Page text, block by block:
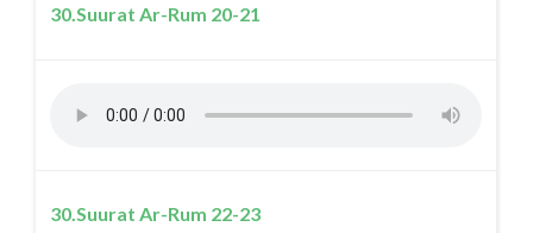
30.Suurat Ar-Rum 20-21
30.Suurat Ar-Rum 22-23